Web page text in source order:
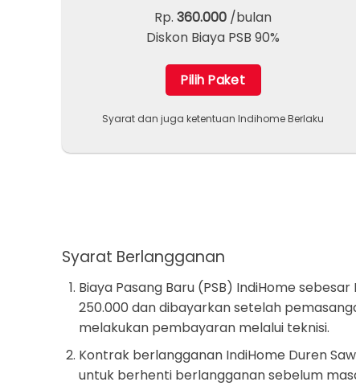
Rp.360.000 /bulan
Diskon Biaya PSB 90%
Pilih Paket
Syarat dan juga ketentuan Indihome Berlaku
Syarat Berlangganan
Biaya Pasang Baru (PSB) IndiHome
250.000 dan dibayarkan setelah
melakukan pembayaran melalui teknisi.
Kontrak berlangganan IndiHome Duren
untuk berhenti berlangganan sebelum